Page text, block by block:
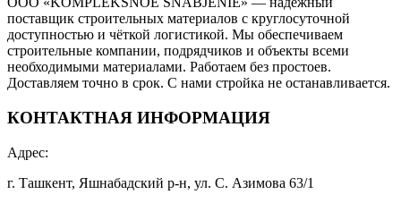
поставщик строительных материалов с круглосуточной
доступностью и чёткой логистикой. Мы обеспечиваем
строительные компании, подрядчиков и объекты всеми
необходимыми материалами. Работаем без простоев.
Доставляем точно в срок. С нами стройка не останавливается.
КОНТАКТНАЯ ИНФОРМАЦИЯ
Адрес:
г. Ташкент, Яшнабадский р-н, ул. С. Азимова 63/1